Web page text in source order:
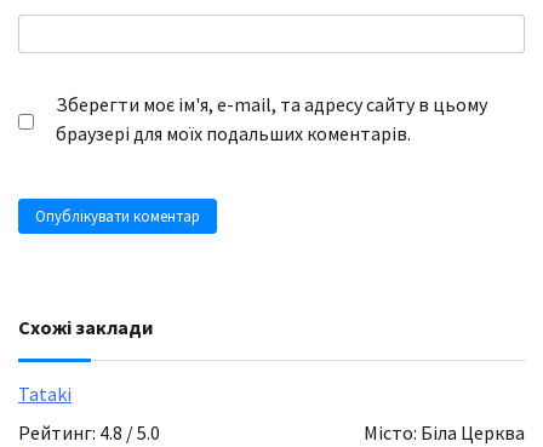
Зберегти моє ім'я, e-mail, та адресу сайту в цьому
браузері для моїх подальших коментарів.
Схожі заклади
Tataki
Рейтинг: 4.8 / 5.0
Місто: Біла Церква